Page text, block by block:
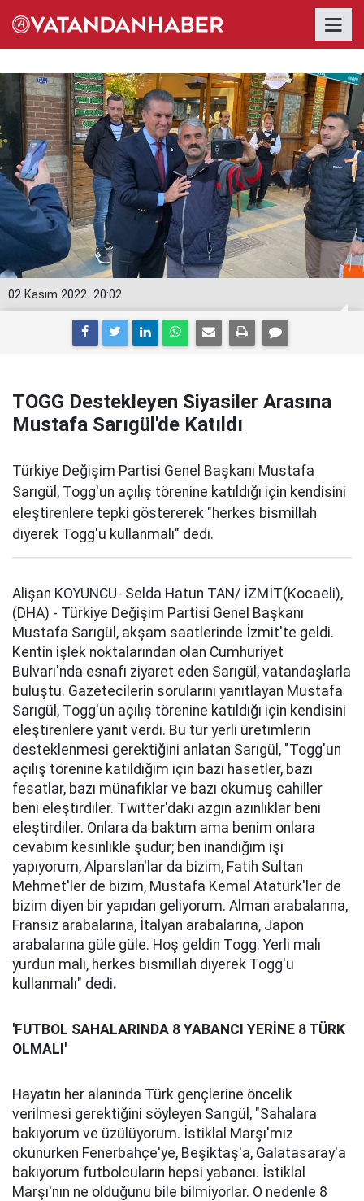
20:02
02 Kasım 2022
TOGG Destekleyen Siyasiler Arasına
Mustafa Sarıgül'de Katıldı
Türkiye Değişim Partisi Genel Başkanı Mustafa
Sarıgül, Togg'un açılış törenine katıldığı için kendisini
eleştirenlere tepki göstererek "herkes bismillah
diyerek Togg'u kullanmalı" dedi.
Alişan KOYUNCU- Selda Hatun TAN/ İZMİT(Kocaeli),
(DHA) - Türkiye Değişim Partisi Genel Başkanı
Mustafa Sarıgül, akşam saatlerinde İzmit'te geldi.
Kentin işlek noktalarından olan Cumhuriyet
Bulvarı'nda esnafı ziyaret eden Sarıgül, vatandaşlarla
buluştu. Gazetecilerin sorularını yanıtlayan Mustafa
Sarıgül, Togg'un açılış törenine katıldığı için kendisini
eleştirenlere yanıt verdi. Bu tür yerli üretimlerin
desteklenmesi gerektiğini anlatan Sarıgül, "Togg'un
açılış törenine katıldığım için bazı hasetler, bazı
fesatlar, bazı münafıklar ve bazı okumuş cahiller
beni eleştirdiler. Twitter'daki azgın azınlıklar beni
eleştirdiler. Onlara da baktım ama benim onlara
cevabım kesinlikle şudur; ben inandığım işi
yapıyorum, Alparslan'lar da bizim, Fatih Sultan
Mehmet'ler de bizim, Mustafa Kemal Atatürk'ler de
bizim diyen bir yapıdan geliyorum. Alman arabalarına,
Fransız arabalarına, İtalyan arabalarına, Japon
arabalarına güle güle. Hoş geldin Togg. Yerli malı
yurdun malı, herkes bismillah diyerek Togg'u
kullanmalı" dedi.
'FUTBOL SAHALARINDA 8 YABANCI YERİNE 8 TÜRK
OLMALI'
Hayatın her alanında Türk gençlerine öncelik
verilmesi gerektiğini söyleyen Sarıgül, "Sahalara
bakıyorum ve üzülüyorum. İstiklal Marşı'mız
okunurken Fenerbahçe'ye, Beşiktaş'a, Galatasaray'a
bakıyorum futbolcuların hepsi yabancı. İstiklal
Marşı'nın ne olduğunu bile bilmiyorlar. O nedenle 8